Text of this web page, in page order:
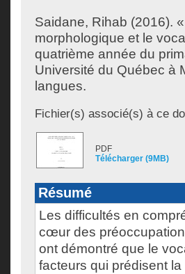
Saidane, Rihab (2016).
morphologique et le
quatrième année du
Université du Québec à
langues.
Fichier(s) associé(s) à ce
PDF
Télécharger (9MB)
Résumé
Les difficultés en
cœur des
ont démontré que le
facteurs qui prédisent